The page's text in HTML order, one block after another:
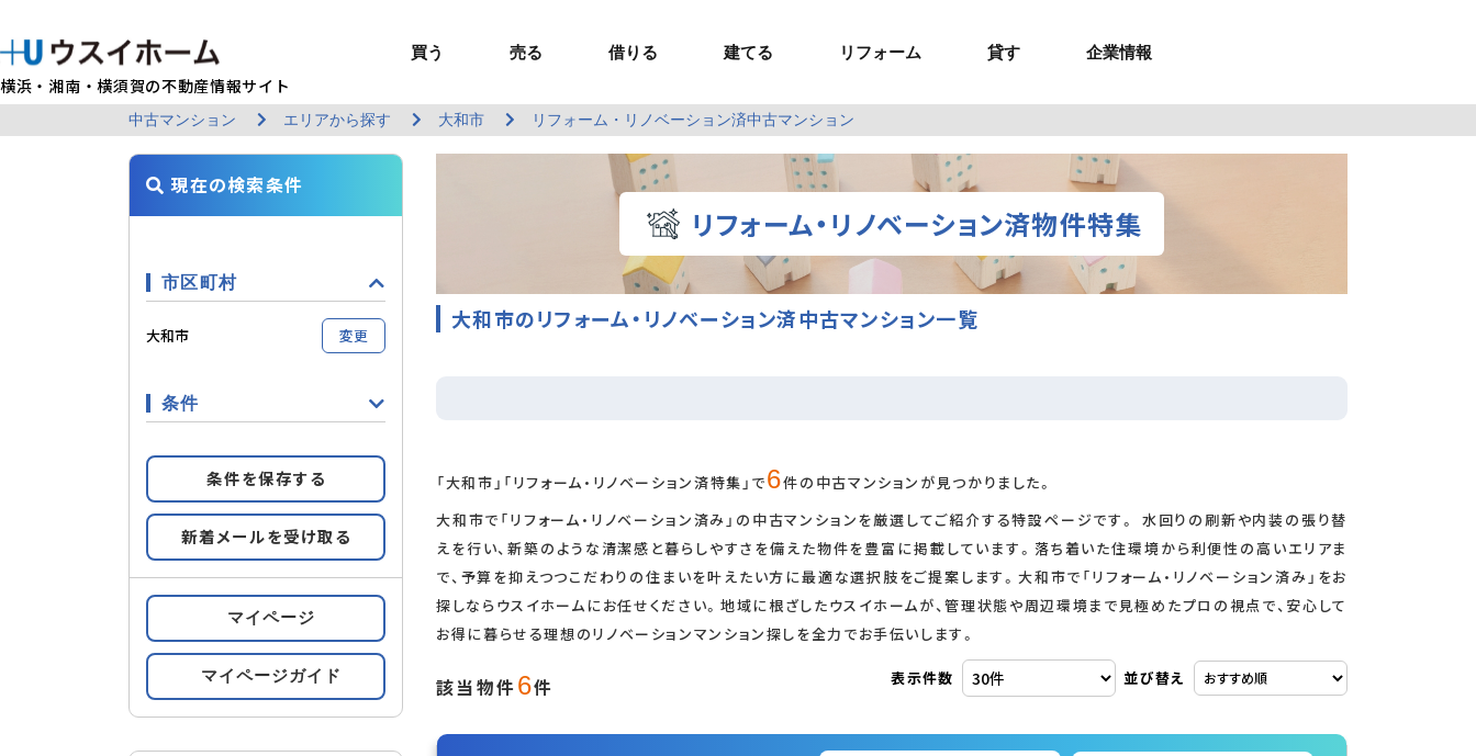
横浜・湘南・横須賀の不動産情報サイト
買う
BUY
買う 戸建て（総合）
新築戸建て
土地
マイページ
お問合せ
来店予約
売る
SELL
売る 売るTOP
建物状況調査
レントホーム
借りる
RENT
借りる 賃貸住宅TOP
エリアから探す
事業用TOP
エリアから探す
マイページ
お問合せ
建てる
U-CASA
建てる 建てるTOP
U-nifty（定額制注文住宅）
ウスイホームの家づくり
リフォーム
REFORM
リフォーム リフォームTOP
ウスイのリフォームの魅力
ショールーム
リフォームの流れ
無料お見積もり
資料請求
貸す
MANAGEMENT
貸す 貸すTOP
お悩み解決
セミナー・講座
オーナー様へ
お問い合わせ
メルマガ登録
セミナー申し込み
企業情報
COMPANY INFO
企業情報 企業情報TOP
店舗情報
中古マンション エリアから探す 大和市 リフォーム・リノベーション済中古マンション
リフォーム・リノベーション済物件特集
大和市のリフォーム・リノベーション済中古マンション一覧
「大和市」「リフォーム・リノベーション済特集」で6件の中古マンションが見つかりました。
大和市で「リフォーム・リノベーション済み」の中古マンションを厳選してご紹介する特設ページです。 水回りの刷新や内装の張り替
えを行い、新築のような清潔感と暮らしやすさを備えた物件を豊富に掲載しています。落ち着いた住環境から利便性の高いエリアま
で、予算を抑えつつこだわりの住まいを叶えたい方に最適な選択肢をご提案します。大和市で「リフォーム・リノベーション済み」をお
探しならウスイホームにお任せください。地域に根ざしたウスイホームが、管理状態や周辺環境まで見極めたプロの視点で、安心して
お得に暮らせる理想のリノベーションマンション探しを全力でお手伝いします。
該当物件 6件 表示件数 並び替え
現在の検索条件
市区町村
大和市 変更
条件
条件を保存する
新着メールを受け取る
マイページ
マイページガイド
すべての条件をみる 条件の追加・変更
設備 メゾネット ベランダ バルコニー
３面バルコニー
両面バルコニー
宅配ボックス